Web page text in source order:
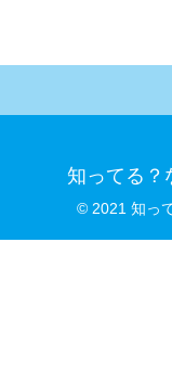
知ってる？
© 2021 知っ